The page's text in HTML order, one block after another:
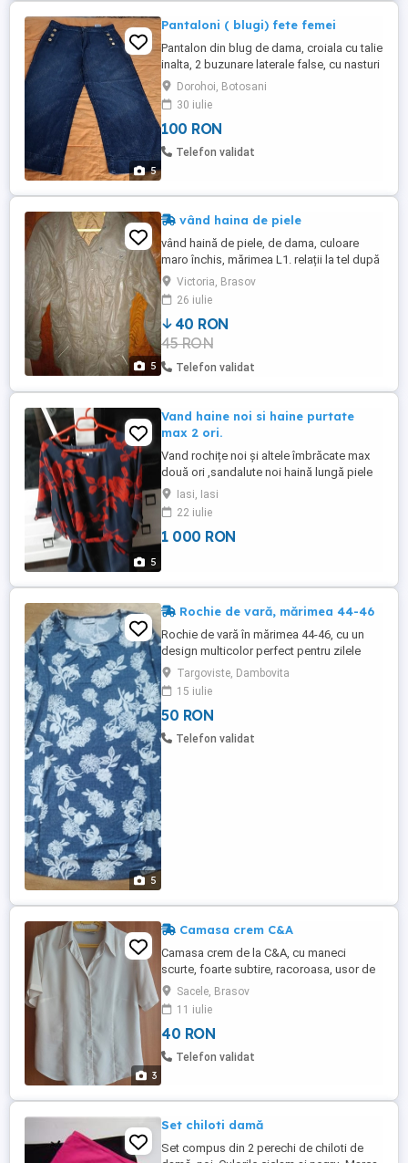
5
Pantaloni ( blugi) fete femei
Pantalon din blug de dama, croiala cu talie
inalta, 2 buzunare laterale false, cu nasturi
pt efect, 2 buzunare spate functionale,
inchidere cu fermoar si nasture.Talie 82
cm, lungime crac 92 cm, teeminatie
28.5cm, lungime interioara 63 cm, sold
109 cm. Blugii sunt noi, stare impecabila.
Dorohoi, Botosani
30 iulie
100 RON
Telefon validat
5
vând haina de piele
vând haină de piele, de dama, culoare
maro închis, mărimea L1. relații la tel după
ora16.Victoria, Brasov
26 iulie
40 RON
45 RON
Telefon validat
5
Vand haine noi si haine purtate
max 2 ori.
Vand rochițe noi și altele îmbrăcate max
două ori ,sandalute noi haină lungă piele
cu glugă detașabilă scurta neagră măr 54
,52 noi ,la un preț acceptabil pentru toate
buzunarele!
Iasi, Iasi
22 iulie
1 000 RON
5
Rochie de vară, mărimea 44-46
Rochie de vară în mărimea 44-46, cu un
design multicolor perfect pentru zilele
călduroase. O piesă ideală pentru a te
simți confortabil și a arăta elegant în
același timp.
Targoviste, Dambovita
15 iulie
50 RON
Telefon validat
3
Camasa crem C&A
Camasa crem de la C&A, cu maneci
scurte, foarte subtire, racoroasa, usor de
calcat, marimea 42. Stare foarte buna.
Sacele, Brasov
11 iulie
40 RON
Telefon validat
Set chiloti damă
Set compus din 2 perechi de chiloti de